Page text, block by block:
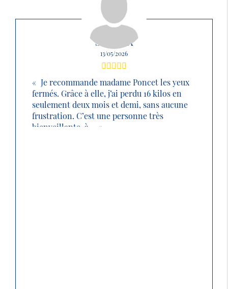
SABRINA
13/05/2026
Je recommande madame Poncet les yeux
fermés. Grâce à elle, j’ai perdu 16 kilos en
seulement deux mois et demi, sans aucune
frustration. C’est une personne très
bienveillante, à ...